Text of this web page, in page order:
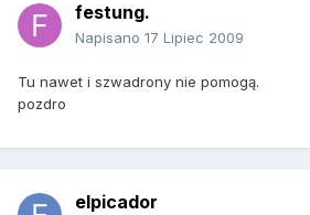
festung.
Napisano 17 Lipiec 2009
Tu nawet i szwadrony nie pomogą.
pozdro
elpicador